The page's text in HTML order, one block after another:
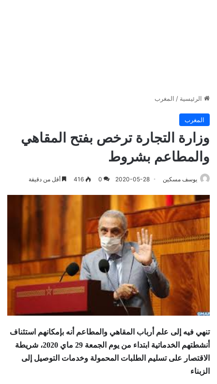
الرئيسية / المغرب
المغرب
وزارة التجارة ترخص بفتح المقاهي
والمطاعم بشروط
يوسف مسكين 2020-05-28
0
416 أقل من دقيقة
تنهي فيه إلى علم أرباب المقاهي والمطاعم أنه بإمكانهم استئناف
أنشطتهم الخدماتية ابتداء من يوم الجمعة 29 ماي 2020، شريطة
الاقتصار على تسليم الطلبات المحمولة وخدمات التوصيل إلى
الزبناء